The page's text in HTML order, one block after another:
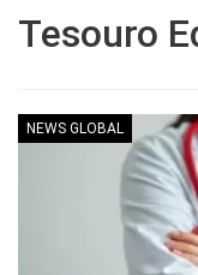
Tesouro
NEWS GLOBAL